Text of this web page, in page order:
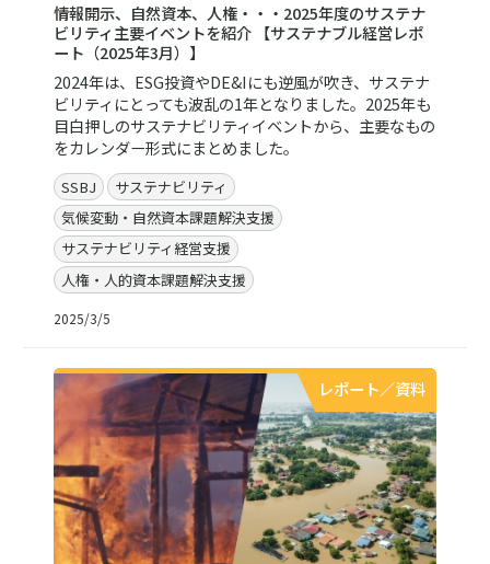
情報開示、自然資本、人権・・・2025年度のサステナ
ビリティ主要イベントを紹介 【サステナブル経営レポ
ート（2025年3月）】
2024年は、ESG投資やDE&Iにも逆風が吹き、サステナ
ビリティにとっても波乱の1年となりました。2025年も
目白押しのサステナビリティイベントから、主要なもの
をカレンダー形式にまとめました。
SSBJ
サステナビリティ
気候変動・自然資本課題解決支援
サステナビリティ経営支援
人権・人的資本課題解決支援
2025/3/5
レポート／資料